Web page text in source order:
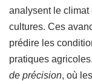
analysent le climat
cultures. Ces
prédire les
pratiques
de précision, où